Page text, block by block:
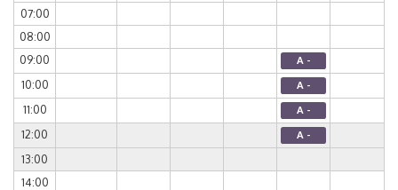
07:00
08:00
09:00
A -
10:00 A -
11:00 A -
12:00 A -
13:00
14:00